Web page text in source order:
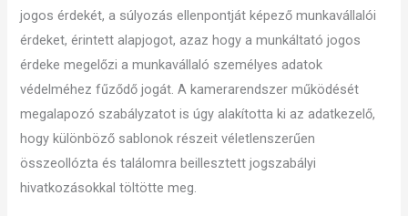
jogos érdekét, a súlyozás ellenpontját képező munkavállalói
érdeket, érintett alapjogot, azaz hogy a munkáltató jogos
érdeke megelőzi a munkavállaló személyes adatok
védelméhez fűződő jogát. A kamerarendszer működését
megalapozó szabályzatot is úgy alakította ki az adatkezelő,
hogy különböző sablonok részeit véletlenszerűen
összeollózta és találomra beillesztett jogszabályi
hivatkozásokkal töltötte meg.